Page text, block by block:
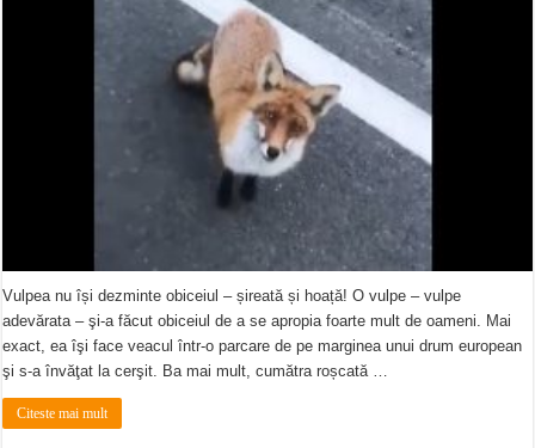
Vulpea nu își dezminte obiceiul – șireată și hoață! O vulpe – vulpe
adevărata – şi-a făcut obiceiul de a se apropia foarte mult de oameni. Mai
exact, ea îşi face veacul într-o parcare de pe marginea unui drum european
şi s-a învăţat la cerşit. Ba mai mult, cumătra roșcată …
Citeste mai mult